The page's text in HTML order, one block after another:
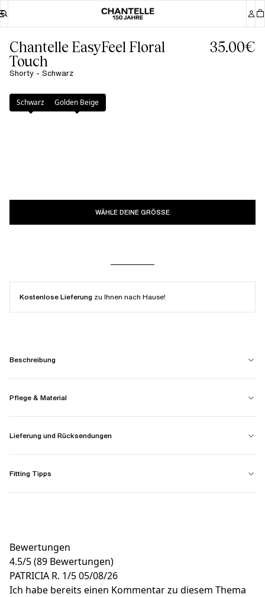
Chantelle EasyFeel Floral
Touch
Shorty - Schwarz
35.00€
Farbe: Schwarz
Schwarz Golden Beige
WÄHLE DEINE GRÖSSE
Kostenlose Lieferung zu Ihnen nach Hause!
Beschreibung
Pflege & Material
Lieferung und Rücksendungen
Fitting Tipps
Bewertungen
4.5/5(89 Bewertungen)
PATRICIA R. 1/505/08/26
Ich habe bereits einen Kommentar zu diesem Thema